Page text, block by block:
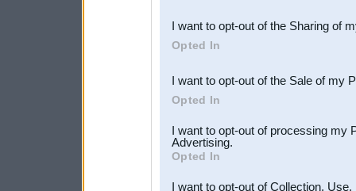
Downstream Participants
third parties.
I want to opt-out of the Sharing of
Opted In
I want to opt-out of the Sale of my
Opted In
I want to opt-out of processing my
Advertising.
Opted In
I want to opt-out of Collection,